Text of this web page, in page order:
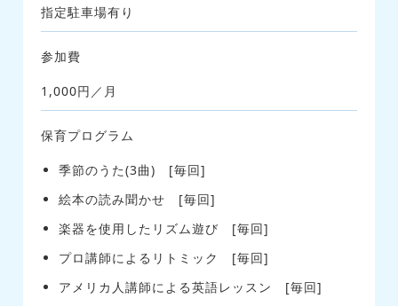
指定駐車場有り
参加費
1,000円／月
保育プログラム
季節のうた(3曲) [毎回]
絵本の読み聞かせ [毎回]
楽器を使用したリズム遊び [毎回]
プロ講師によるリトミック [毎回]
アメリカ人講師による英語レッスン [毎回]